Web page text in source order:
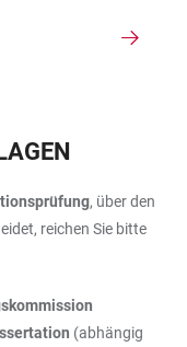
, über den
reichen Sie bitte
(abhängig